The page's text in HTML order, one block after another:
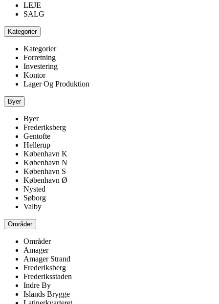
LEJE
SALG
Kategorier
Kategorier
Forretning
Investering
Kontor
Lager Og Produktion
Byer
Byer
Frederiksberg
Gentofte
Hellerup
København K
København N
København S
København Ø
Nysted
Søborg
Valby
Områder
Områder
Amager
Amager Strand
Frederiksberg
Frederiksstaden
Indre By
Islands Brygge